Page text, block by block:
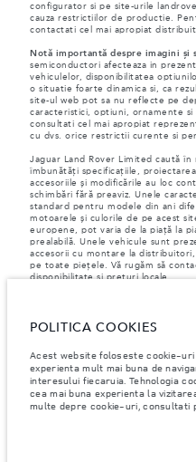
configurator si pe site-urile
cauza restrictiilor de productie.
contactati cel mai apropiat
Notă importantă despre imagini și
semiconductori afecteaza in
vehiculelor, disponibilitatea
o situatie foarte dinamica si, ca
site-ul web pot sa nu reflecte pe
caracteristici, optiuni, ornamente si
consultati cel mai apropiat
cu dvs. orice restrictii curente si
Jaguar Land Rover Limited caută
îmbunătăți specificațiile,
accesoriile și modificările au loc
schimbări fără preaviz. Unele
standard pentru modele din ani
motoarele și culorile de pe acest
europene, pot varia de la piață la
prealabilă. Unele vehicule sunt
accesorii cu montare la
pe toate piețele. Vă rugăm să
disponibilitate și prețuri locale.
vehiculele înmatriculate la sau
392/2021. Datele transmise au
pentru autovehicule PHEV, se vor
distanța parcursă. Pentru mai
regulamentul publicat pesite-ul UE.
specifice vehiculului
furnizându-ne VIN-ul vehiculului
POLITICA COOKIES
Acest website foloseste cookie-
experienta mult mai buna de
interesului fiecaruia. Tehnologia
cea mai buna experienta la
multe depre cookie-uri, consultati